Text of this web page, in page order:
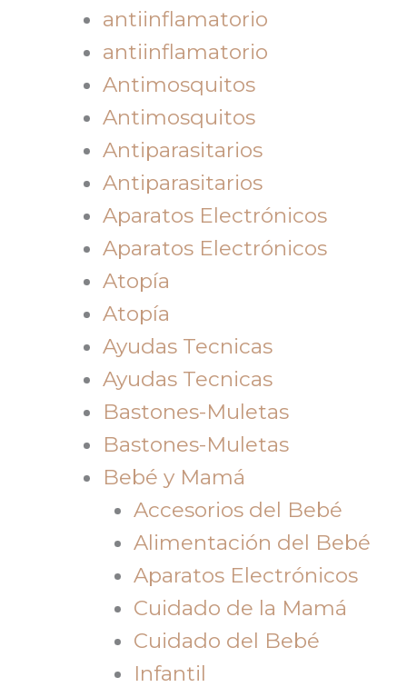
antiinflamatorio
antiinflamatorio
Antimosquitos
Antimosquitos
Antiparasitarios
Antiparasitarios
Aparatos Electrónicos
Aparatos Electrónicos
Atopía
Atopía
Ayudas Tecnicas
Ayudas Tecnicas
Bastones-Muletas
Bastones-Muletas
Bebé y Mamá
Accesorios del Bebé
Alimentación del Bebé
Aparatos Electrónicos
Cuidado de la Mamá
Cuidado del Bebé
Infantil